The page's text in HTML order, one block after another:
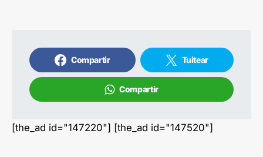
Compartir Tuitear
Compartir
[the_ad id="147220"] [the_ad id="147520"]